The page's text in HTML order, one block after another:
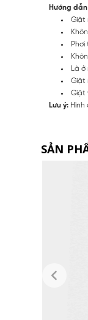
Hướng
Giặt
Là
Giặt
Giặt
Lưu ý:
SẢN